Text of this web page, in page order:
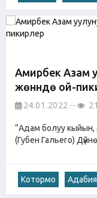
Амирбек Азам
жөнүндө ой-
24.01.2022
“Адам болуу кыйын,
(Губен Гальего)
Котормо